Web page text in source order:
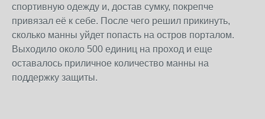
спортивную одежду и, достав сумку, покрепче
привязал её к себе. После чего решил прикинуть,
сколько манны уйдет попасть на остров порталом.
Выходило около 500 единиц на проход и еще
оставалось приличное количество манны на
поддержку защиты.